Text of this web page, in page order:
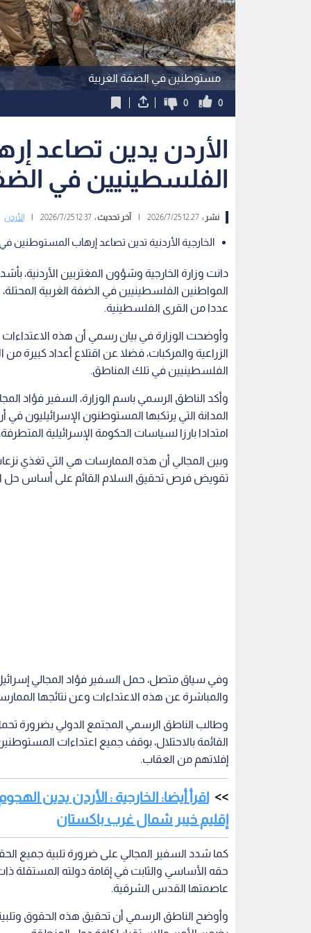
مستوطنين في الضفة الغربية
0
0
الأردن يدين تصاعد
الفلسطينيين في
نشر :12:27 2026/7/25 آخر تحديث :12:37 2026/7/25 الأردن
الخارجية الأردنية تدين تصاعد إرهاب المستوطنين
دانت وزارة الخارجية وشؤون المغتربين الأردنية،
المواطنين الفلسطينيين في الضفة الغربية
عددا من القرى الفلسطينية.
وأوضحت الوزارة في بيان رسمي أن هذه
الزراعية والمركبات، فضلا عن اقتلاع أعداد كبيرة
الفلسطينيين في تلك المناطق.
وأكد الناطق الرسمي باسم الوزارة، السفير فؤاد
المدانة التي يرتكبها المستوطنون الإسرائيليون
امتدادا بارزا لسياسات الحكومة الإسرائيلية
وبين المجالي أن هذه الممارسات هي التي تغذي
تقويض فرص تحقيق السلام القائم على أساس حل
وفي سياق متصل، حمل السفير فؤاد المجالي إسرائيل،
والمباشرة عن هذه الاعتداءات وعن نتائجها
وطالب الناطق الرسمي المجتمع الدولي بضرورة تحمل
القائمة بالاحتلال، بوقف جميع اعتداءات
إفلاتهم من العقاب.
اقرأ أيضا: الخارجية : الأردن يدين
إقليم خيبر شمال غرب باكستان
كما شدد السفير المجالي على ضرورة تلبية جميع
عاصمتها القدس الشرقية.
وأوضح الناطق الرسمي أن تحقيق هذه الحقوق